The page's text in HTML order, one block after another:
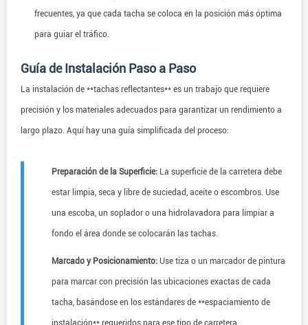
frecuentes, ya que cada tacha se coloca en la posición más óptima
para guiar el tráfico.
Guía de Instalación Paso a Paso
La instalación de **tachas reflectantes** es un trabajo que requiere
precisión y los materiales adecuados para garantizar un rendimiento a
largo plazo. Aquí hay una guía simplificada del proceso:
Preparación de la Superficie: La superficie de la carretera debe
estar limpia, seca y libre de suciedad, aceite o escombros. Use
una escoba, un soplador o una hidrolavadora para limpiar a
fondo el área donde se colocarán las tachas.
Marcado y Posicionamiento: Use tiza o un marcador de pintura
para marcar con precisión las ubicaciones exactas de cada
tacha, basándose en los estándares de **espaciamiento de
instalación** requeridos para ese tipo de carretera.